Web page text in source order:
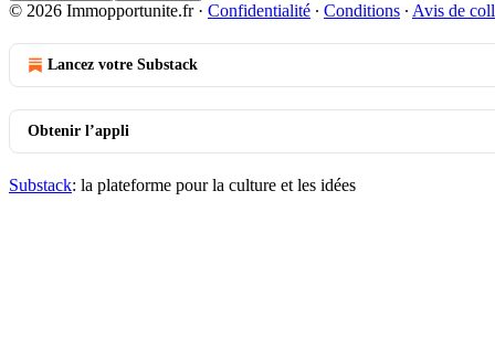
© 2026 Immopportunite.fr· Confidentialité ∙ Conditions ∙ Avis de
Lancez votre Substack
Obtenir l’appli
Substack: la plateforme pour la culture et les idées